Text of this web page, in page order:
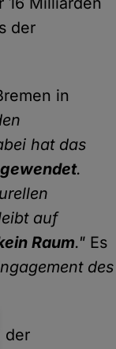
der
in
hat das
.
auf
Raum." Es
des
der